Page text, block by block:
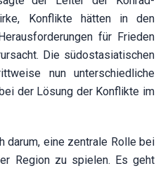
Konflikte hätten in den
für Frieden
Die südostasiatischen
nun unterschiedliche
der Lösung der Konflikte im
darum, eine zentrale Rolle bei
Region zu spielen. Es geht